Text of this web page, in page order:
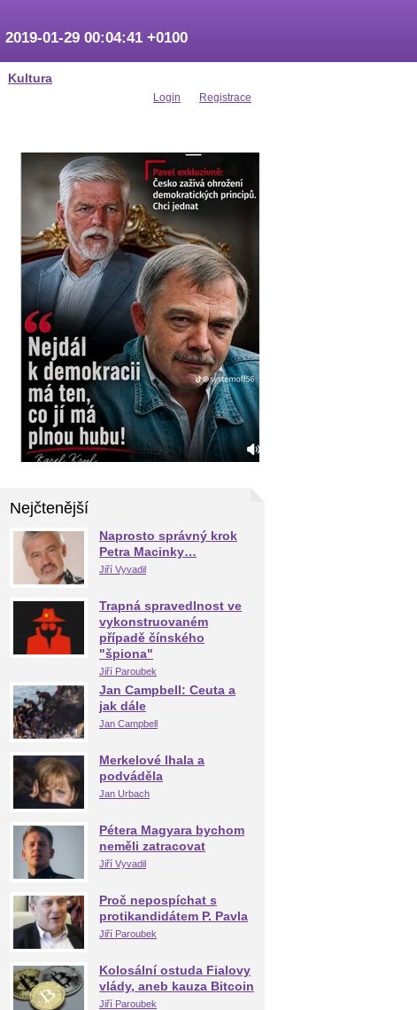
Kultura
2019-01-29 00:04:41 +0100
Login Registrace
Nejčtenější
Naprosto správný krok
Petra Macinky…
Jiří Vyvadil
Trapná spravedlnost ve
vykonstruovaném
případě čínského
"špiona"
Jiří Paroubek
Jan Campbell: Ceuta a
jak dále
Jan Campbell
Merkelové lhala a
podváděla
Jan Urbach
Pétera Magyara bychom
neměli zatracovat
Jiří Vyvadil
Proč nepospíchat s
protikandidátem P. Pavla
Jiří Paroubek
Kolosální ostuda Fialovy
vlády, aneb kauza Bitcoin
Jiří Paroubek